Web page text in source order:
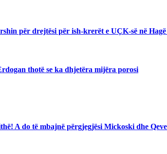
për drejtësi për ish-krerët e UÇK-së në
thotë se ka dhjetëra mijëra porosi
A do të mbajnë përgjegjësi Mickoski dhe